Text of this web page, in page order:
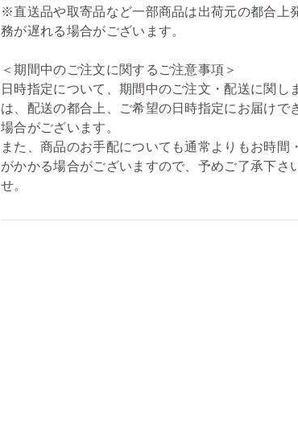
※直送品や取寄品など一部商品は出荷元の都合上
務が遅れる場合がございます。
＜期間中のご注文に関するご注意事項＞
日時指定について、期間中のご注文・配送に関し
は、配送の都合上、ご希望の日時指定にお届けで
場合がございます。
また、商品のお手配についても通常よりもお時間
がかかる場合がございますので、予めご了承下さ
せ。